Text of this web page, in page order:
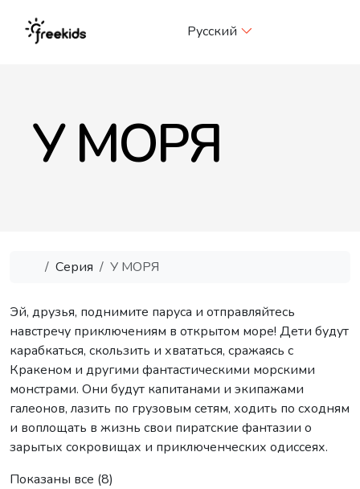
Русский
У МОРЯ
Главная
Серия У МОРЯ
Эй, друзья, поднимите паруса и отправляйтесь
навстречу приключениям в открытом море! Дети будут
карабкаться, скользить и хвататься, сражаясь с
Кракеном и другими фантастическими морскими
монстрами. Они будут капитанами и экипажами
галеонов, лазить по грузовым сетям, ходить по сходням
и воплощать в жизнь свои пиратские фантазии о
зарытых сокровищах и приключенческих одиссеях.
Показаны все (8)